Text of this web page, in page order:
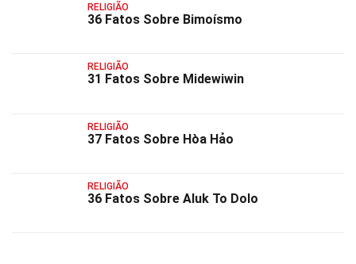
RELIGIÃO
36 Fatos Sobre Bimoísmo
RELIGIÃO
31 Fatos Sobre Midewiwin
RELIGIÃO
37 Fatos Sobre Hòa Hảo
RELIGIÃO
36 Fatos Sobre Aluk To Dolo